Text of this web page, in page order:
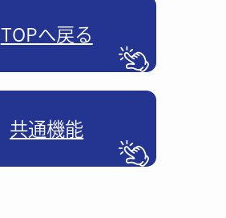
TOPへ戻る
共通機能